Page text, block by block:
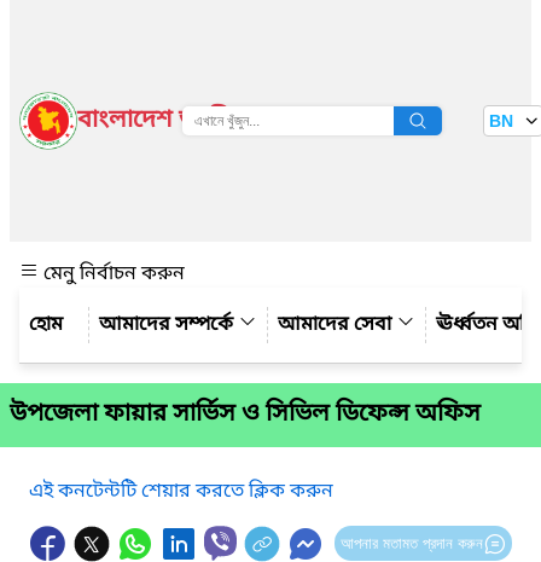
বাংলাদেশ জাতীয় তথ্য বাতায়ন BN
মেনু নির্বাচন করুন
আমাদের সম্পর্কে
আমাদের সেবা ঊর্ধ্বতন
উপজেলা ফায়ার সার্ভিস ও সিভিল ডিফেন্স অফিস
এই কনটেন্টটি শেয়ার করতে ক্লিক করুন
আপনার মতামত প্রদান করুন